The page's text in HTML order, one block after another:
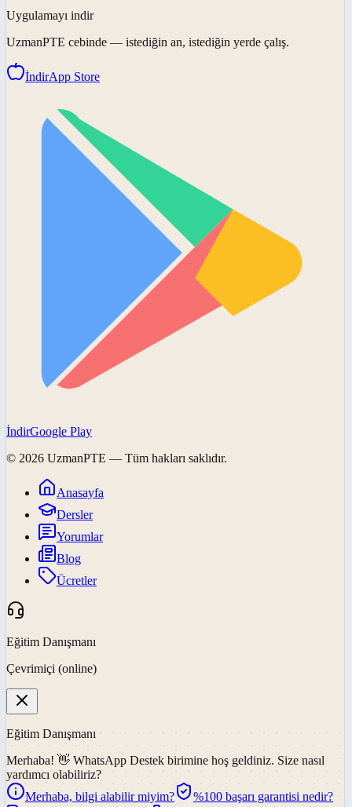
Uygulamayı indir
UzmanPTE cebinde — istediğin an, istediğin yerde çalış.
İndirApp Store
İndirGoogle Play
© 2026 UzmanPTE — Tüm hakları saklıdır.
Anasayfa
Dersler
Yorumlar
Blog
Ücretler
Eğitim Danışmanı
Çevrimiçi (online)
Eğitim Danışmanı
Merhaba! 👋 WhatsApp Destek birimine hoş geldiniz. Size nasıl
yardımcı olabiliriz?
Merhaba, bilgi alabilir miyim?
%100 başarı garantisi nedir?